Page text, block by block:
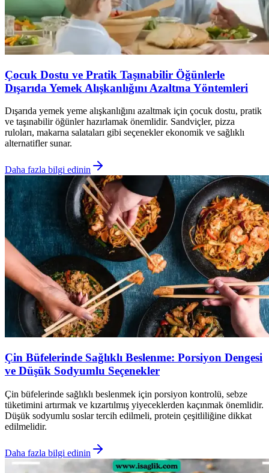
Çocuk Dostu ve Pratik Taşınabilir Öğünlerle
Dışarıda Yemek Alışkanlığını Azaltma Yöntemleri
Dışarıda yemek yeme alışkanlığını azaltmak için çocuk dostu, pratik
ve taşınabilir öğünler hazırlamak önemlidir. Sandviçler, pizza
ruloları, makarna salataları gibi seçenekler ekonomik ve sağlıklı
alternatifler sunar.
Daha fazla bilgi edinin
Çin Büfelerinde Sağlıklı Beslenme: Porsiyon Dengesi
ve Düşük Sodyumlu Seçenekler
Çin büfelerinde sağlıklı beslenmek için porsiyon kontrolü, sebze
tüketimini artırmak ve kızartılmış yiyeceklerden kaçınmak önemlidir.
Düşük sodyumlu soslar tercih edilmeli, protein çeşitliliğine dikkat
edilmelidir.
Daha fazla bilgi edinin